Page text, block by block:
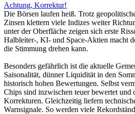
Achtung, Korrektur!
Die Börsen laufen heiß. Trotz
Zinsen klettern viele Indizes weiter
unter der Oberfläche zeigen sich erste
Halbleiter-, KI- und Space-Aktien macht
die Stimmung drehen kann.
Besonders gefährlich ist die aktuelle
Saisonalität, dünner Liquidität in den
historisch hohen Bewertungen. Selbst
Chips sind inzwischen teuer bewertet und
Korrekturen. Gleichzeitig liefern
Warnsignale. So werden viele